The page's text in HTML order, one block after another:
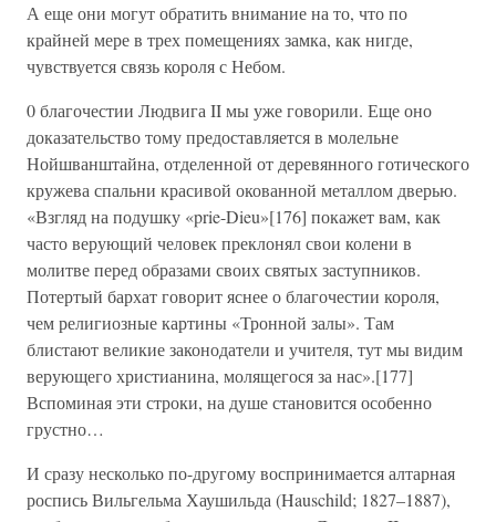
А еще они могут обратить внимание на то, что по
крайней мере в трех помещениях замка, как нигде,
чувствуется связь короля с Небом.
0 благочестии Людвига II мы уже говорили. Еще оно
доказательство тому предоставляется в молельне
Нойшванштайна, отделенной от деревянного готического
кружева спальни красивой окованной металлом дверью.
«Взгляд на подушку «prie-Dieu»[176] покажет вам, как
часто верующий человек преклонял свои колени в
молитве перед образами своих святых заступников.
Потертый бархат говорит яснее о благочестии короля,
чем религиозные картины «Тронной залы». Там
блистают великие законодатели и учителя, тут мы видим
верующего христианина, молящегося за нас».[177]
Вспоминая эти строки, на душе становится особенно
грустно…
И сразу несколько по-другому воспринимается алтарная
роспись Вильгельма Хаушильда (Hauschild; 1827–1887),